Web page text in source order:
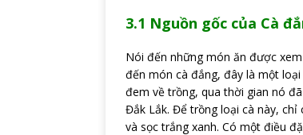
3.1 Nguồn gốc của Cà
Nói đến những món ăn được
đến món cà đắng, đây là một
đem về trồng, qua thời gian nó
Đắk Lắk. Để trồng loại cà này,
và sọc trắng xanh. Có một điều